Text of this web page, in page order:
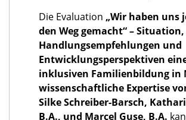
Die Evaluation „Wir haben uns
den Weg gemacht“ – Situation,
Handlungsempfehlungen und
Entwicklungsperspektiven
inklusiven Familienbildung in
wissenschaftliche Expertise
Silke Schreiber-Barsch,
B.A., und Marcel Guse, B.A.